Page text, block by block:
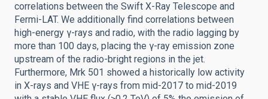
correlations between the Swift X-Ray Telescope and
Fermi-LAT. We additionally find correlations between
high-energy γ-rays and radio, with the radio lagging by
more than 100 days, placing the γ-ray emission zone
upstream of the radio-bright regions in the jet.
Furthermore, Mrk 501 showed a historically low activity
in X-rays and VHE γ-rays from mid-2017 to mid-2019